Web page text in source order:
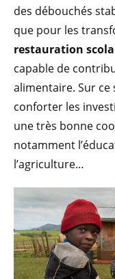
des débouchés
que pour les
restauration
capable de
alimentaire. Sur
conforter les
une très bonne
notamment
l’agriculture…